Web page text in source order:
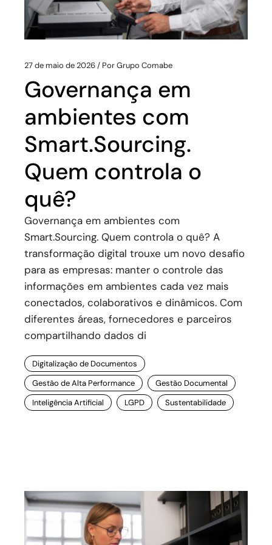
27 de maio de 2026 PorGrupo Comabe
Governança em
ambientes com
Smart.Sourcing.
Quem controla o
quê?
Governança em ambientes com
Smart.Sourcing. Quem controla o quê? A
transformação digital trouxe um novo desafio
para as empresas: manter o controle das
informações em ambientes cada vez mais
conectados, colaborativos e dinâmicos. Com
diferentes áreas, fornecedores e parceiros
compartilhando dados di
Digitalização de Documentos
Gestão de Alta Performance
Gestão Documental
Inteligência Artificial
LGPD Sustentabilidade